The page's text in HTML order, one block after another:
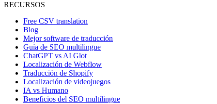
RECURSOS
Free CSV translation
Blog
Mejor software de traducción
Guía de SEO multilingue
ChatGPT vs AI Glot
Localización de Webflow
Traducción de Shopify
Localización de videojuegos
IA vs Humano
Beneficios del SEO multilingue